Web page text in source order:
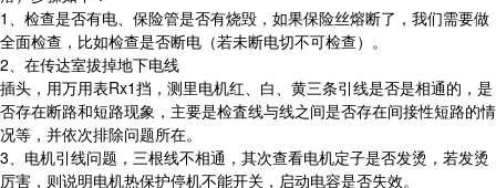
1、检查是否有电、保险管是否有烧毁，如果保险丝熔断了，我们需要做
全面检查，比如检查是否断电（若未断电切不可检查）。
2、在传达室拔掉地下电线
插头，用万用表Rx1挡，测里电机红、白、黄三条引线是否是相通的，是
否存在断路和短路现象，主要是检査线与线之间是否存在间接性短路的情
况等，并依次排除问题所在。
3、电机引线问题，三根线不相通，其次查看电机定子是否发烫，若发烫
厉害，则说明电机热保护停机不能开关，启动电容是否失效。